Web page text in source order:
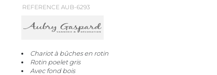
REFERENCE AUB-6293
Chariot à bûches en rotin
Rotin poelet gris
Avec fond bois